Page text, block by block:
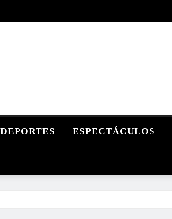
DEPORTES ESPECTÁCULOS